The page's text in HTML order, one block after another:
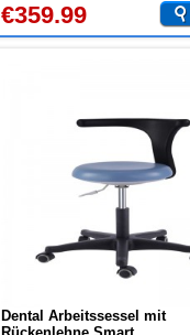
€359.99
Dental Arbeitssessel mit